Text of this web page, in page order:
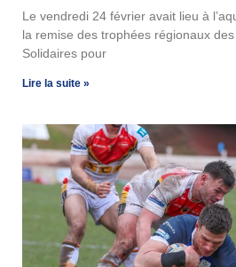
Le vendredi 24 février avait lieu à
la remise des trophées régionaux
Solidaires pour
Lire la suite »